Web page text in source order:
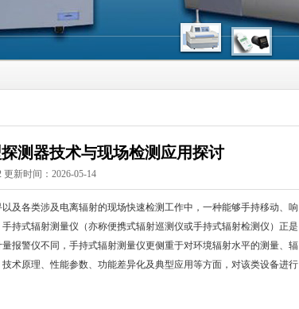
测器技术与现场检测应用探讨
更新时间：2026-05-14
及各类涉及电离辐射的现场快速检测工作中，一种能够手持移动、响
持式辐射测量仪（亦称便携式辐射巡测仪或手持式辐射检测仪）正是
报警仪不同，手持式辐射测量仪更侧重于对环境辐射水平的测量、辐
术原理、性能参数、功能差异化及典型应用等方面，对该类设备进行